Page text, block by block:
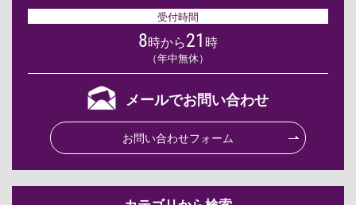
受付時間
8時から21 時
（年中無休）
メールでお問い合わせ
お問い合わせフォーム